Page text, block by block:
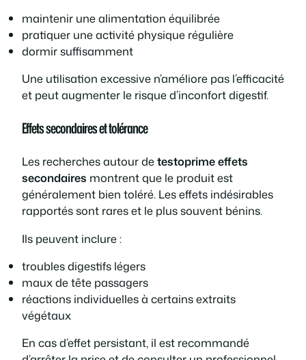
maintenir une alimentation équilibrée
pratiquer une activité physique régulière
dormir suffisamment
Une utilisation excessive n’améliore pas l’efficacité
et peut augmenter le risque d’inconfort digestif.
Effets secondaires et tolérance
Les recherches autour detestoprime effets
secondaires montrent que le produit est
généralement bien toléré. Les effets indésirables
rapportés sont rares et le plus souvent bénins.
Ils peuvent inclure :
troubles digestifs légers
maux de tête passagers
réactions individuelles à certains extraits
végétaux
En cas d’effet persistant, il est recommandé